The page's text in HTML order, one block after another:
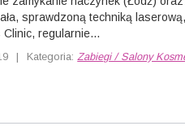
sprawdzoną techniką
Clinic, regularnie...
| Kategoria:Zabiegi / Salony